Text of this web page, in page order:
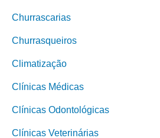
Churrascarias
Churrasqueiros
Climatização
Clínicas Médicas
Clínicas Odontológicas
Clínicas Veterinárias